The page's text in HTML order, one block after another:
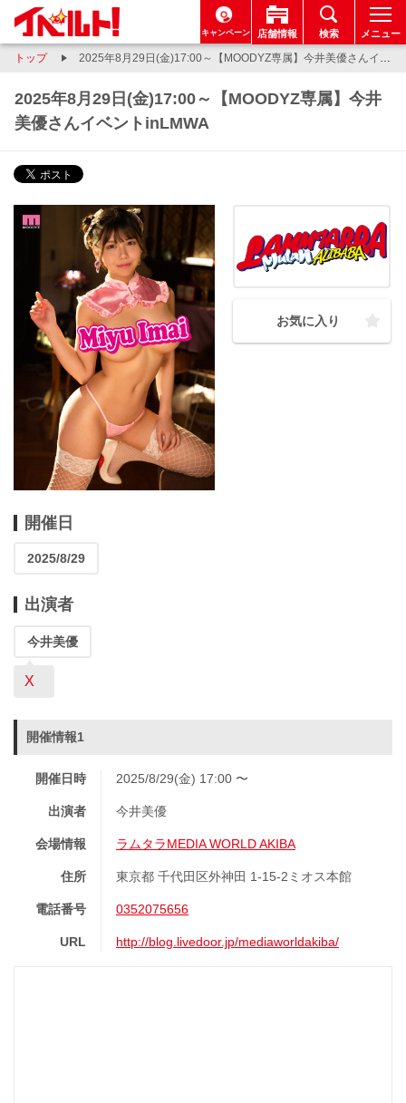
キャンペーン 店舗情報 検索 メニュー
トップ 2025年8月29日(金)17:00～【MOODYZ専属】今井美優さんイベントinLMWA
2025年8月29日(金)17:00～【MOODYZ専属】今井
美優さんイベントinLMWA
お気に入り
開催日
2025/8/29
出演者
今井美優
X
開催情報1
開催日時 2025/8/29(金) 17:00 〜
出演者 今井美優
会場情報 ラムタラMEDIA WORLD AKIBA
住所 東京都 千代田区外神田 1-15-2ミオス本館
電話番号 0352075656
URL http://blog.livedoor.jp/mediaworldakiba/